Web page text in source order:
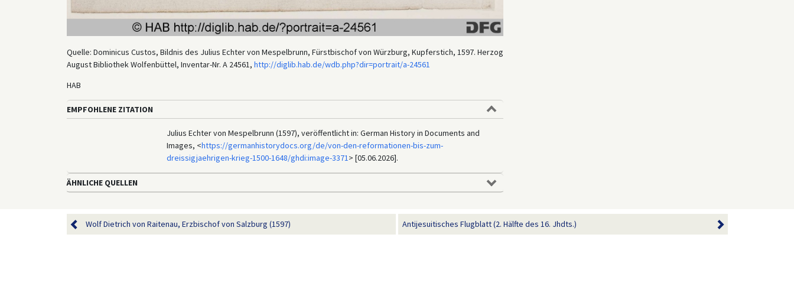
Quelle: Dominicus Custos, Bildnis des Julius Echter von Mespelbrunn, Fürstbischof von Würzburg, Kupferstich, 1597. Herzog
August Bibliothek Wolfenbüttel, Inventar-Nr. A 24561, http://diglib.hab.de/wdb.php?dir=portrait/a-24561
HAB
EMPFOHLENE ZITATION
Julius Echter von Mespelbrunn (1597), veröffentlicht in: German History in Documents and
Images, <https://germanhistorydocs.org/de/von-den-reformationen-bis-zum-
dreissigjaehrigen-krieg-1500-1648/ghdi:image-3371> [05.06.2026].
ÄHNLICHE QUELLEN
Wolf Dietrich von Raitenau, Erzbischof von Salzburg (1597) Antijesuitisches Flugblatt (2. Hälfte des 16. Jhdts.)